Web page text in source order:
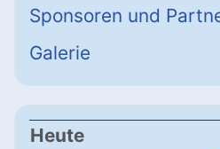
Sponsoren und
Galerie
Heute